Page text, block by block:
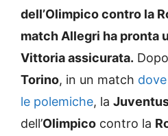
dell’Olimpico contro la
match Allegri ha pronta
Vittoria assicurata.
Torino, in un match
le polemiche, la
dell’Olimpico contro la